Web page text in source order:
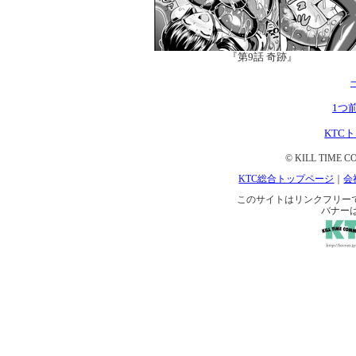
『第9話 奇跡』
1つ
KTC
© KILL TIME
KTC総合トップページ
｜会
このサイトはリンクフリー
バナー